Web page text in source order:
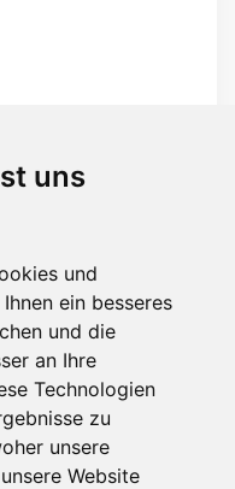
uns
und
ein besseres
und die
an Ihre
Technologien
zu
unsere
Website